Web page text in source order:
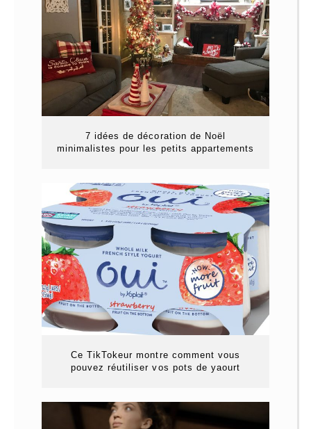
7 idées de décoration de Noël
minimalistes pour les petits appartements
Ce TikTokeur montre comment vous
pouvez réutiliser vos pots de yaourt